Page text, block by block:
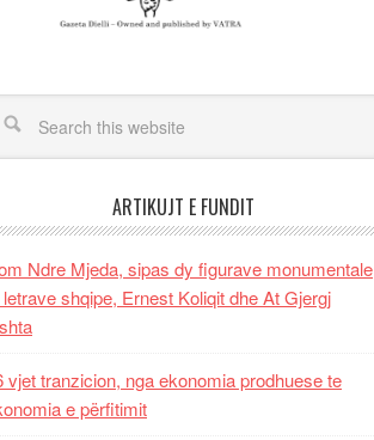
ARTIKUJT E FUNDIT
Ndre Mjeda, sipas dy figurave monumentale
shqipe, Ernest Koliqit dhe At Gjergj
vjet tranzicion, nga ekonomia prodhuese te
e përfitimit